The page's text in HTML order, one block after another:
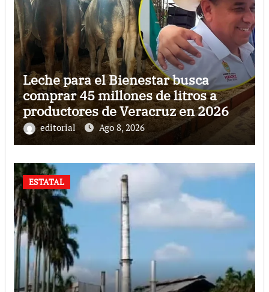
Leche para el Bienestar busca
comprar 45 millones de litros a
productores de Veracruz en 2026
editorial Ago 8, 2026
ESTATAL